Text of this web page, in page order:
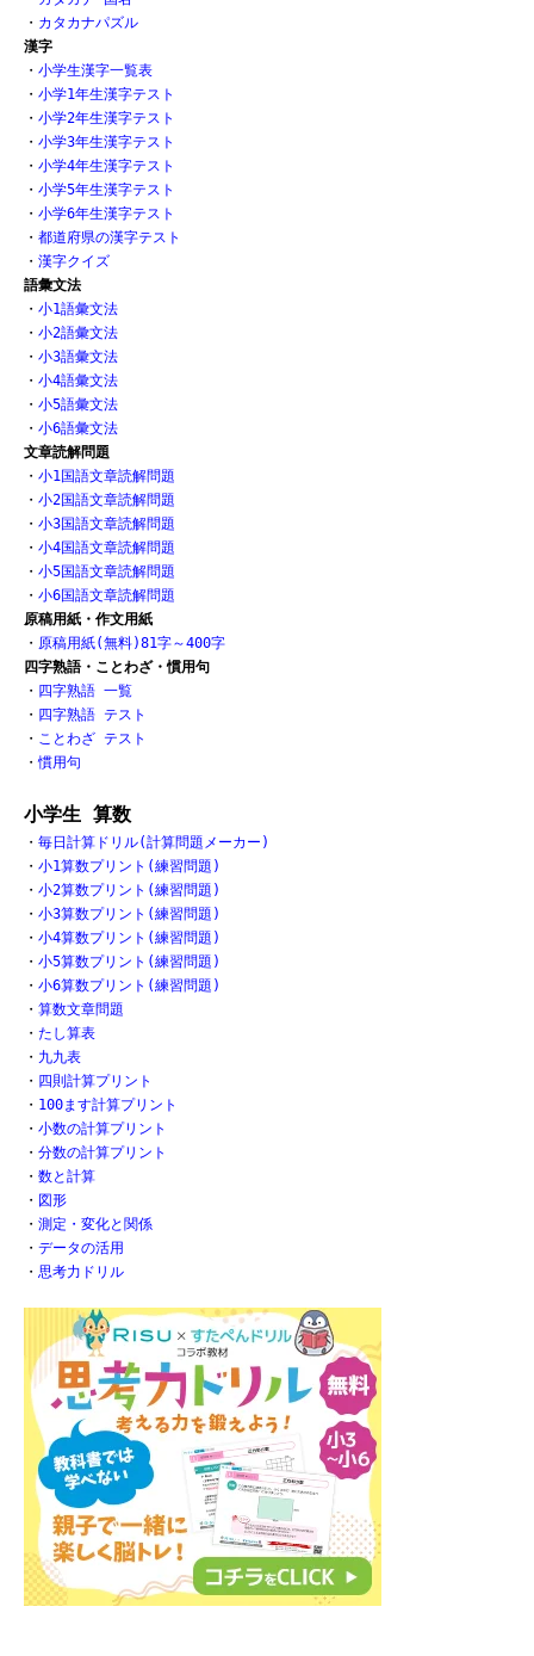
・ カタカナパズル
漢字
・ 小学生漢字一覧表
・ 小学1年生漢字テスト
・ 小学2年生漢字テスト
・ 小学3年生漢字テスト
・ 小学4年生漢字テスト
・ 小学5年生漢字テスト
・ 小学6年生漢字テスト
・ 都道府県の漢字テスト
・ 漢字クイズ
語彙文法
・ 小1語彙文法
・ 小2語彙文法
・ 小3語彙文法
・ 小4語彙文法
・ 小5語彙文法
・ 小6語彙文法
文章読解問題
・ 小1国語文章読解問題
・ 小2国語文章読解問題
・ 小3国語文章読解問題
・ 小4国語文章読解問題
・ 小5国語文章読解問題
・ 小6国語文章読解問題
原稿用紙・作文用紙
・ 原稿用紙(無料)81字～400字
四字熟語・ことわざ・慣用句
・ 四字熟語 一覧
・ 四字熟語 テスト
・ ことわざ テスト
・慣用句
小学生 算数
・ 毎日計算ドリル(計算問題メーカー)
・ 小1算数プリント(練習問題)
・ 小2算数プリント(練習問題)
・ 小3算数プリント(練習問題)
・ 小4算数プリント(練習問題)
・ 小5算数プリント(練習問題)
・ 小6算数プリント(練習問題)
・ 算数文章問題
・ たし算表
・ 九九表
・ 四則計算プリント
・ 100ます計算プリント
・ 小数の計算プリント
・ 分数の計算プリント
・ 数と計算
・ 図形
・ 測定・変化と関係
・ データの活用
・ 思考力ドリル